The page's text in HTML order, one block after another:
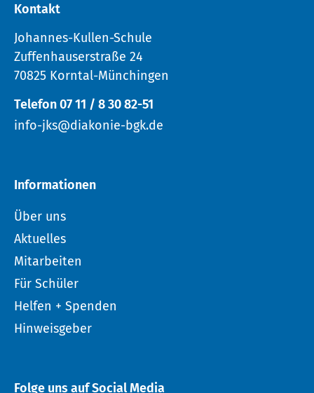
Kontakt
Johannes-Kullen-Schule
Zuffenhauserstraße 24
70825 Korntal-Münchingen
Telefon 07 11 / 8 30 82-51
info-jks@diakonie-bgk.de
Informationen
Über uns
Aktuelles
Mitarbeiten
Für Schüler
Helfen + Spenden
Hinweisgeber
Folge uns auf Social Media